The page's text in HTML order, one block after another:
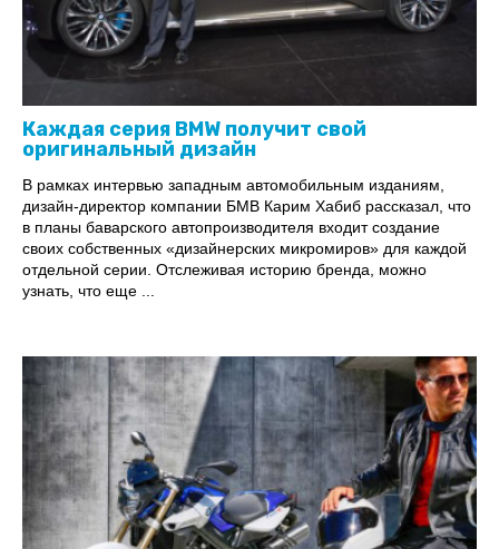
Каждая серия BMW получит свой
оригинальный дизайн
В рамках интервью западным автомобильным изданиям,
дизайн-директор компании БМВ Карим Хабиб рассказал, что
в планы баварского автопроизводителя входит создание
своих собственных «дизайнерских микромиров» для каждой
отдельной серии. Отслеживая историю бренда, можно
узнать, что еще ...